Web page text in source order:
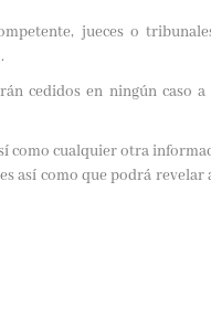
jueces o
cedidos en ningún
cualquier otra
así como que podrá